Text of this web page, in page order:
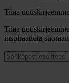
Tilaa
Tilaa
inspiraatiota